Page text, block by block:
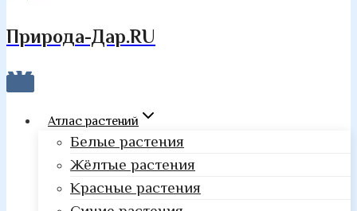
Природа-Дар.RU
Атлас растений
Белые растения
Жёлтые растения
Красные растения